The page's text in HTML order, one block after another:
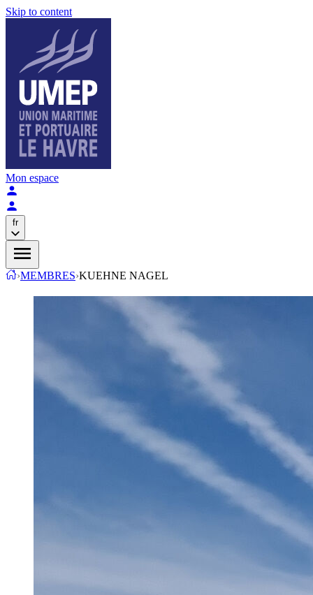
Skip to content
Mon espace
fr
›MEMBRES›KUEHNE NAGEL